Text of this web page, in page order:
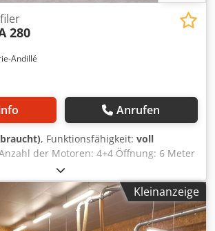
Andillé
280
Anrufen
, Funktionsfähigkeit: voll
der Motoren: 4+4 Öffnung: 6 Meter
Kleinanzeige